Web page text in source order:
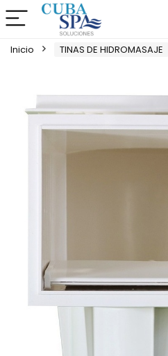
Inicio TINAS DE HIDROMASAJE